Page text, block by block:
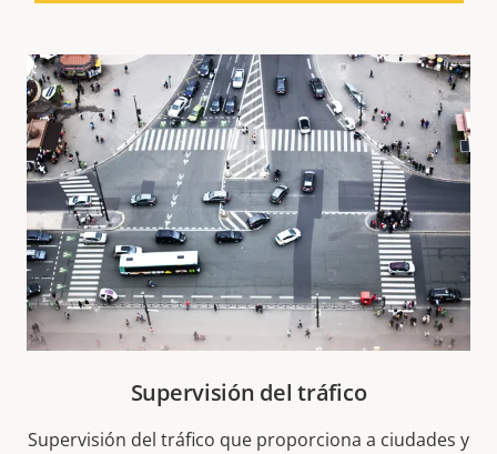
Supervisión del tráfico
Supervisión del tráfico que proporciona a ciudades y